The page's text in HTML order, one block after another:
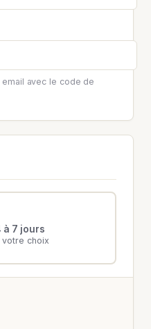
avec le code de
à 7 jours
choix